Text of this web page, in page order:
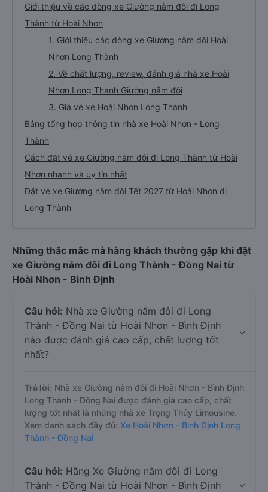
Giới thiệu về các dòng xe Giường nằm đôi đi Long
Thành từ Hoài Nhơn
1. Giới thiệu các dòng xe Giường nằm đôi Hoài
Nhơn Long Thành
2. Về chất lượng, review, đánh giá nhà xe Hoài
Nhơn Long Thành Giường nằm đôi
3. Giá vé xe Hoài Nhơn Long Thành
Bảng tổng hợp thông tin nhà xe Hoài Nhơn - Long
Thành
Cách đặt vé xe Giường nằm đôi đi Long Thành từ Hoài
Nhơn nhanh và uy tín nhất
Đặt vé xe Giường nằm đôi Tết 2027 từ Hoài Nhơn đi
Long Thành
Những thắc mắc mà hàng khách thường gặp khi đặt
xe Giường nằm đôi đi Long Thành - Đồng Nai từ
Hoài Nhơn - Bình Định
Câu hỏi: Nhà xe Giường nằm đôi đi Long
Thành - Đồng Nai từ Hoài Nhơn - Bình Định
nào được đánh giá cao cấp, chất lượng tốt
nhất?
Trả lời: Nhà xe Giường nằm đôi đi Hoài Nhơn - Bình Định
Long Thành - Đồng Nai được đánh giá cao cấp, chất
lượng tốt nhất là những nhà xe Trọng Thủy Limousine.
Xem danh sách đầy đủ: Xe Hoài Nhơn - Bình Định Long
Thành - Đồng Nai
Câu hỏi: Hãng Xe Giường nằm đôi đi Long
Thành - Đồng Nai từ Hoài Nhơn - Bình Định